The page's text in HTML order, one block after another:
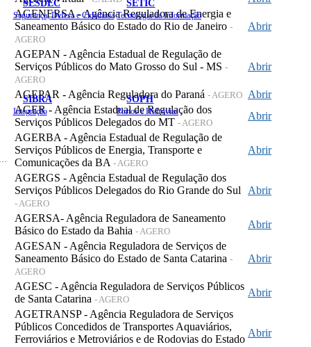
SESDEC
Segurança, Defesa e Cidadania
SETIC
Tecnologia da Informação
SIBRA
Integração
SOPH
Portos e Hidrovias
AGENERSA - Agência Reguladora de Energia e
Saneamento Básico do Estado do Rio de Janeiro -
AGERO
Abrir
AGEPAN - Agência Estadual de Regulação de
Serviços Públicos do Mato Grosso do Sul - MS -
AGERO
Abrir
AGEPAR - Agência Reguladora do Paraná - AGERO Abrir
AGER - Agência Estadual de Regulação dos
Serviços Públicos Delegados do MT - AGERO
Abrir
AGERBA - Agência Estadual de Regulação de
Serviços Públicos de Energia, Transporte e
Comunicações da BA - AGERO
Abrir
AGERGS - Agência Estadual de Regulação dos
Serviços Públicos Delegados do Rio Grande do Sul
- AGERO
Abrir
AGERSA- Agência Reguladora de Saneamento
Básico do Estado da Bahia - AGERO
Abrir
AGESAN - Agência Reguladora de Serviços de
Saneamento Básico do Estado de Santa Catarina -
AGERO
Abrir
AGESC - Agência Reguladora de Serviços Públicos
de Santa Catarina - AGERO
Abrir
AGETRANSP - Agência Reguladora de Serviços
Públicos Concedidos de Transportes Aquaviários,
Ferroviários e Metroviários e de Rodovias do Estado
Abrir